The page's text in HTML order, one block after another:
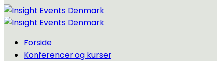
Forside
Konferencer og kurser